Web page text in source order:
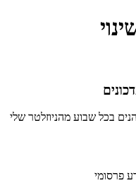
בכל שבוע מהניוזלטר שלי
פרסומי